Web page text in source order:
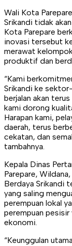
Wali Kota
Srikandi tidak
Kota Parepare
inovasi tersebut
merawat
produktif dan
“Kami
Srikandi ke
berjalan akan
kami dorong
Harapan kami,
daerah, terus
cekatan, dan
tambahnya.
Kepala Dinas
Parepare,
Berdaya Srikandi
yang saling
perempuan lokal
perempuan pesisir
ekonomi.
“Keunggulan